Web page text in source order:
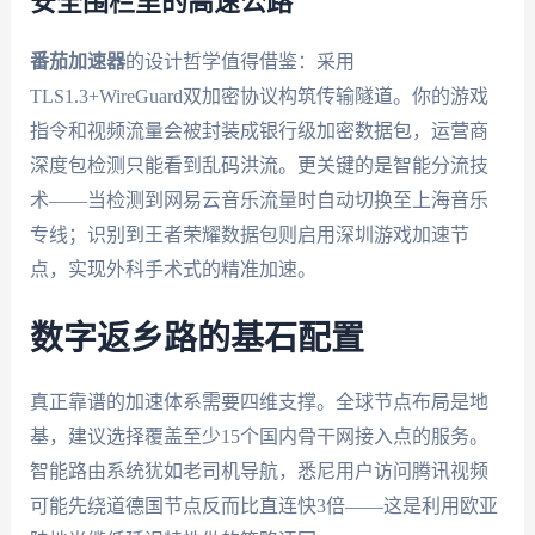
番茄加速器的设计哲学值得借鉴：采用
TLS1.3+WireGuard双加密协议构筑传输隧道。你的游戏
指令和视频流量会被封装成银行级加密数据包，运营商
深度包检测只能看到乱码洪流。更关键的是智能分流技
术——当检测到网易云音乐流量时自动切换至上海音乐
专线；识别到王者荣耀数据包则启用深圳游戏加速节
点，实现外科手术式的精准加速。
数字返乡路的基石配置
真正靠谱的加速体系需要四维支撑。全球节点布局是地
基，建议选择覆盖至少15个国内骨干网接入点的服务。
智能路由系统犹如老司机导航，悉尼用户访问腾讯视频
可能先绕道德国节点反而比直连快3倍——这是利用欧亚